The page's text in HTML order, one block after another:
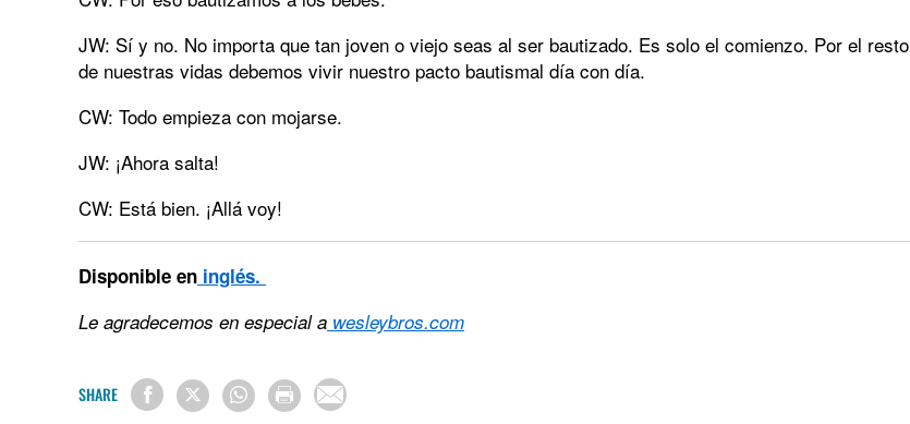
JW: Sí y no. No importa que tan joven o viejo seas al ser bautizado. Es solo el comienzo. Por el resto
de nuestras vidas debemos vivir nuestro pacto bautismal día con día.
CW: Todo empieza con mojarse.
JW: ¡Ahora salta!
CW: Está bien. ¡Allá voy!
Disponible en inglés.
Le agradecemos en especial a wesleybros.com
SHARE